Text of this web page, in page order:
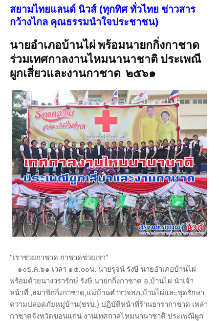
สยามไทยแลนด์ นิวส์ (ทุกทิศ ทั่วไทย ข่าวสาร
กว้างไกล คุณธรรมนำใจประชาชน)
นายอำเภอบ้านไผ่ พร้อมนายกกิ่งกาชาด
ร่วมเทศกาลงานไหมนานาชาติ ประเพณี
ผูกเสี่ยวและงานกาชาด ๒๕๖๑
“เราช่วยกาชาด กาชาดช่วยเรา”
๑๐ธ.ค.๖๑ เวลา ๑๕.๐๐น. นายรุจน์ รังษี นายอำเภอบ้านไผ่
พร้อมด้วยนางวรารักษ์ รังษี นายกกิ่งกาชาด อ.บ้านไผ่ นำเจ้า
หน้าที่ ,สมาชิกกิ่งกาชาด,แม่บ้านตำรวจสภ.บ้านไผ่และชุดรักษา
ความปลอดภัยหมู่บ้าน(ชรบ.) ปฏิบัติหน้าที่ร้านธารากาชาด เหล่า
กาชาดจังหวัดขอนแก่น งานเทศกาลไหมนานาชาติ ประเพณีผูก